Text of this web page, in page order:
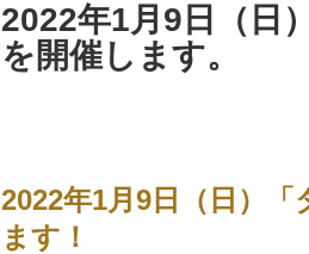
2022年1月9日（
を開催します。
2022年1月9日（日）
ます！